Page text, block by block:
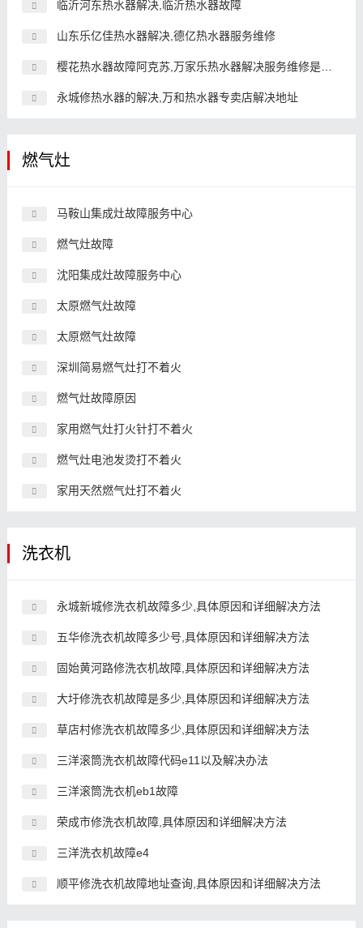
临沂河东热水器解决,临沂热水器故障
山东乐亿佳热水器解决,德亿热水器服务维修
樱花热水器故障阿克苏,万家乐热水器解决服务维修是多少
永城修热水器的解决,万和热水器专卖店解决地址
燃气灶
马鞍山集成灶故障服务中心
燃气灶故障
沈阳集成灶故障服务中心
太原燃气灶故障
太原燃气灶故障
深圳简易燃气灶打不着火
燃气灶故障原因
家用燃气灶打火针打不着火
燃气灶电池发烫打不着火
家用天然燃气灶打不着火
洗衣机
永城新城修洗衣机故障多少,具体原因和详细解决方法
五华修洗衣机故障多少号,具体原因和详细解决方法
固始黄河路修洗衣机故障,具体原因和详细解决方法
大圩修洗衣机故障是多少,具体原因和详细解决方法
草店村修洗衣机故障多少,具体原因和详细解决方法
三洋滚筒洗衣机故障代码e11以及解决办法
三洋滚筒洗衣机eb1故障
荣成市修洗衣机故障,具体原因和详细解决方法
三洋洗衣机故障e4
顺平修洗衣机故障地址查询,具体原因和详细解决方法